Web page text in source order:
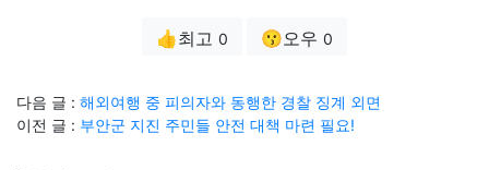
👍최고 0 😗오우 0
다음 글 : 해외여행 중 피의자와 동행한 경찰 징계 외면
이전 글 : 부안군 지진 주민들 안전 대책 마련 필요!